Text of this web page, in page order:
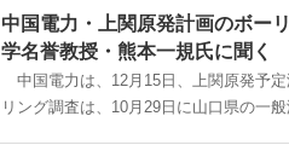
中国電力・上関原発計画のボー
学名誉教授・熊本一規氏に聞く
中国電力は、12月15日、上関原発予
リング調査は、10月29日に山口県の一